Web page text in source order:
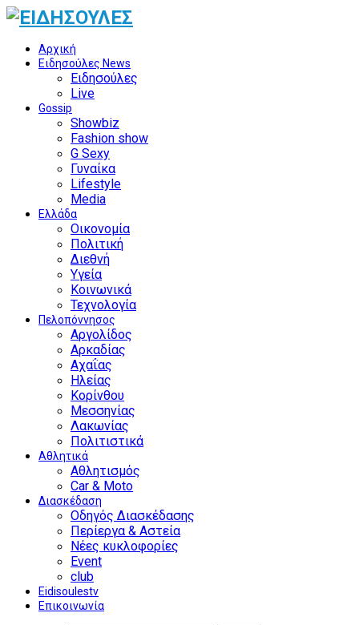
Αρχική
Ειδησούλες News
Ειδησούλες
Live
Gossip
Showbiz
Fashion show
G Sexy
Γυναίκα
Lifestyle
Media
Ελλάδα
Οικονομία
Πολιτική
Διεθνή
Υγεία
Κοινωνικά
Τεχνολογία
Πελοπόννησος
Αργολίδος
Αρκαδίας
Αχαΐας
Ηλείας
Κορίνθου
Μεσσηνίας
Λακωνίας
Πολιτιστικά
Αθλητικά
Αθλητισμός
Car & Moto
Διασκέδαση
Οδηγός Διασκέδασης
Περίεργα & Αστεία
Νέες κυκλοφορίες
Event
club
Eidisoulestv
Επικοινωνία